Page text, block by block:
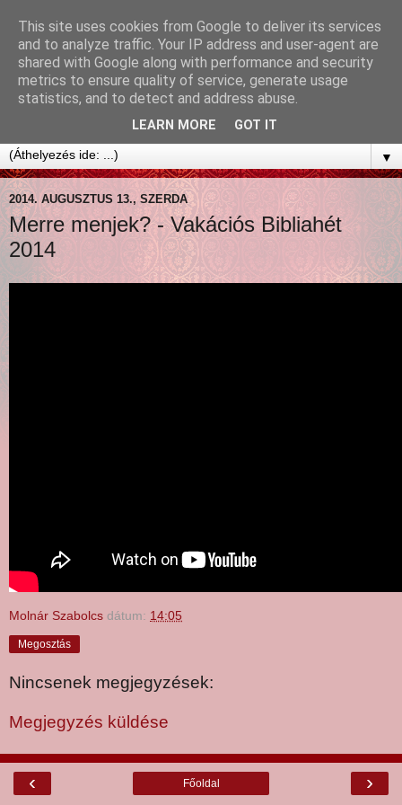
▼
2014. AUGUSZTUS 13., SZERDA
Merre menjek? - Vakációs Bibliahét
2014
Molnár Szabolcs dátum: 14:05
Megosztás
Nincsenek megjegyzések:
Megjegyzés küldése
‹ ›
Főoldal
This site uses cookies from Google to deliver its services
and to analyze traffic. Your IP address and user-agent are
shared with Google along with performance and security
metrics to ensure quality of service, generate usage
statistics, and to detect and address abuse.
LEARN MORE GOT IT